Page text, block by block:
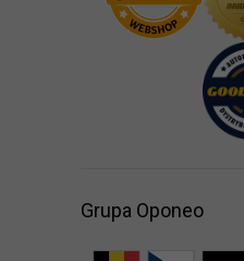
Grupa Oponeo